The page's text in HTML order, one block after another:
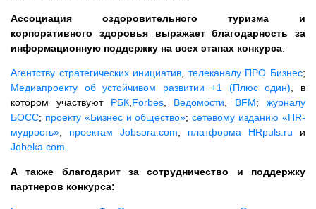
Ассоциация оздоровительного туризма и
корпоративного здоровья выражает благодарность за
информационную поддержку на всех этапах конкурса:
Агентству стратегических инициатив телеканалу ПРО Бизнес;
Медиапроекту об устойчивом развитии +1 (Плюс один) , в
котором участвуют РБК, Forbes, Ведомости BFM;журналу
БОСС; проекту «Бизнес и общество»;сетевому изданию «HR-
мудрость»; проектам Jobsora.com платформа HRpuls.ru и
Jobeka.com.
А также благодарит за сотрудничество и поддержку
партнеров конкурса: